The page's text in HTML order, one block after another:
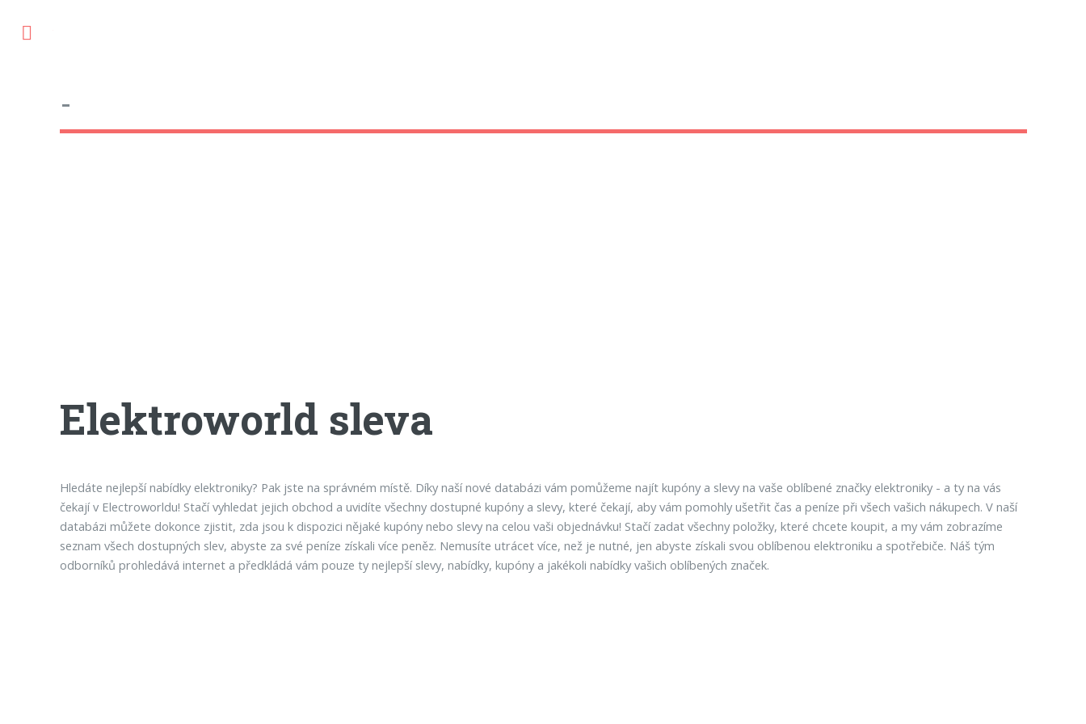
-
Elektroworld sleva
Hledáte nejlepší nabídky elektroniky? Pak jste na správném místě. Díky naší nové databázi vám pomůžeme najít kupóny a slevy na vaše oblíbené značky elektroniky - a ty na vás
čekají v Electroworldu! Stačí vyhledat jejich obchod a uvidíte všechny dostupné kupóny a slevy, které čekají, aby vám pomohly ušetřit čas a peníze při všech vašich nákupech. V naší
databázi můžete dokonce zjistit, zda jsou k dispozici nějaké kupóny nebo slevy na celou vaši objednávku! Stačí zadat všechny položky, které chcete koupit, a my vám zobrazíme
seznam všech dostupných slev, abyste za své peníze získali více peněz. Nemusíte utrácet více, než je nutné, jen abyste získali svou oblíbenou elektroniku a spotřebiče. Náš tým
odborníků prohledává internet a předkládá vám pouze ty nejlepší slevy, nabídky, kupóny a jakékoli nabídky vašich oblíbených značek.